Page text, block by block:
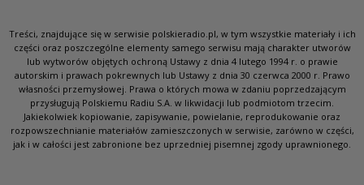
Treści, znajdujące się w serwisie polskieradio.pl, w tym wszystkie materiały i ich
części oraz poszczególne elementy samego serwisu mają charakter utworów
lub wytworów objętych ochroną Ustawy z dnia 4 lutego 1994 r. o prawie
autorskim i prawach pokrewnych lub Ustawy z dnia 30 czerwca 2000 r. Prawo
własności przemysłowej. Prawa o których mowa w zdaniu poprzedzającym
przysługują Polskiemu Radiu S.A. w likwidacji lub podmiotom trzecim.
Jakiekolwiek kopiowanie, zapisywanie, powielanie, reprodukowanie oraz
rozpowszechnianie materiałów zamieszczonych w serwisie, zarówno w części,
jak i w całości jest zabronione bez uprzedniej pisemnej zgody uprawnionego.